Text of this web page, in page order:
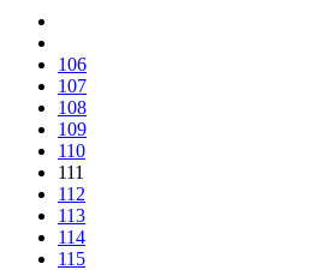
106
107
108
109
110
111
112
113
114
115